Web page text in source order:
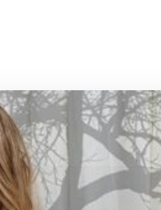
Analytické cookies
tým,